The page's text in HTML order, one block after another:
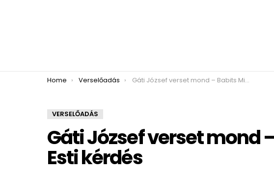
You are here:
Home Verselőadás Gáti József verset mond – Babits Mihály: Esti kérdés
VERSELŐADÁS
Gáti József verset mond
Esti kérdés